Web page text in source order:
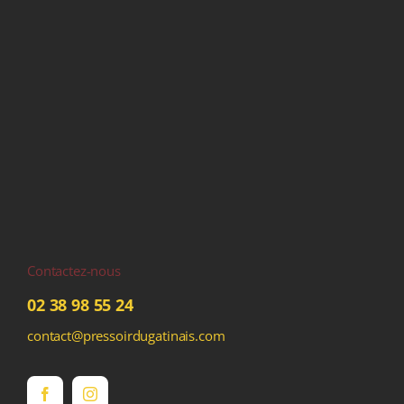
Contactez-nous
02 38 98 55 24
contact@pressoirdugatinais.com